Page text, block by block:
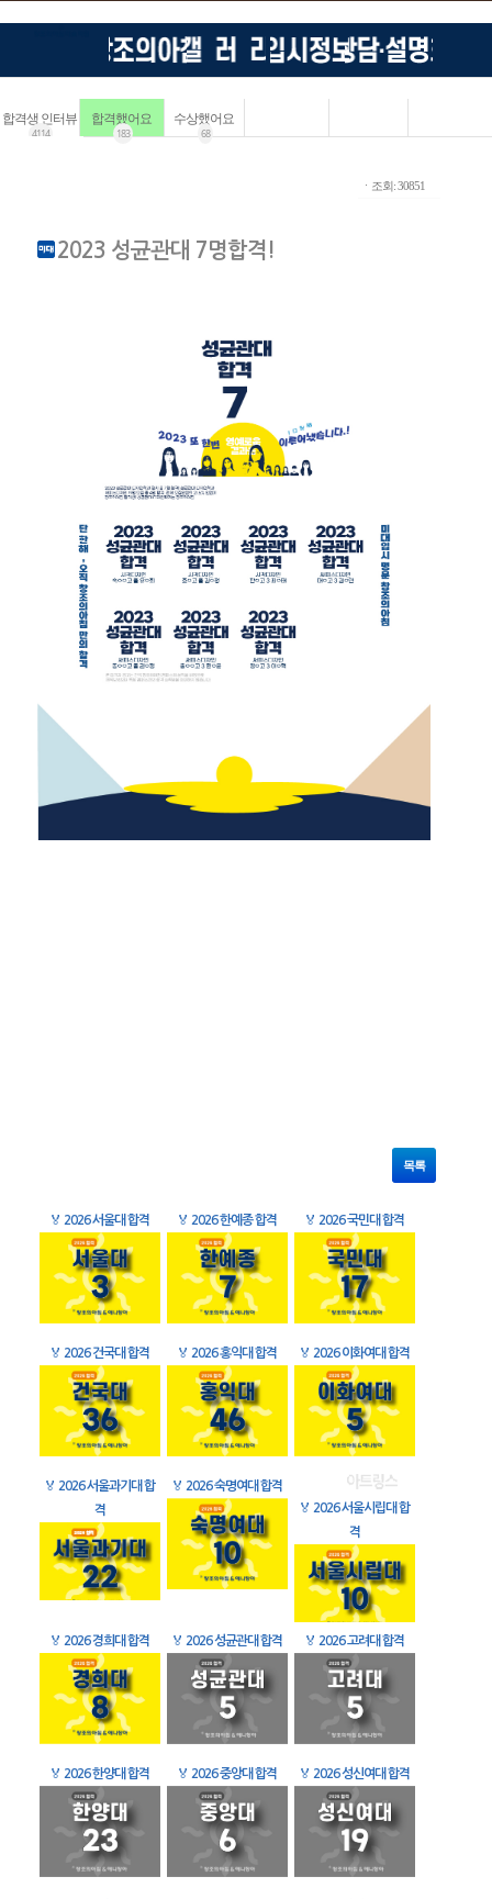
합격생 인터뷰
4114
합격했어요
183
수상했어요
68
ㆍ조회: 30851
2023 성균관대 7명합격!
목록
🏅 2026 서울대 합격 🏅 2026 한예종 합격 🏅 2026 국민대 합격
🏅 2026 건국대 합격 🏅 2026 홍익대 합격 🏅 2026 이화여대 합격
🏅 2026 서울과기대 합
격
🏅 2026 숙명여대 합격
🏅 2026 서울시립대 합
격
🏅 2026 경희대 합격 🏅 2026 성균관대 합격 🏅 2026 고려대 합격
🏅 2026 한양대 합격 🏅 2026 중앙대 합격 🏅 2026 성신여대 합격